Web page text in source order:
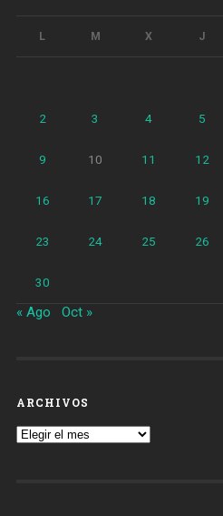
L M X J
2 3 4 5
9 10 11 12
16 17 18 19
23 24 25 26
30
« Ago Oct »
ARCHIVOS
Archivos